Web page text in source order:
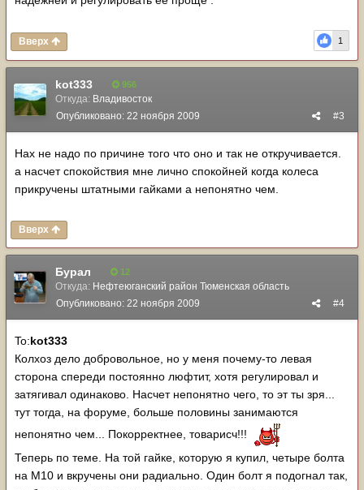
1
Вверх
kot333 956
Откуда: Владивосток
#3
Опубликовано: 22 ноября 2009
Нах не надо по причине того что оно и так не откручивается.
а насчет спокойствия мне лично спокойней когда колеса
прикручены штатными гайками а непонятно чем.
Вверх
Бурал 12
Откуда: Нефтеюганский район Тюменская область
#4
Опубликовано: 22 ноября 2009
To:kot333
Колхоз дело добровольное, но у меня почему-то левая
сторона спереди постоянно люфтит, хотя регулировал и
затягивал одинаково. Насчет непонятно чего, то эт ты зря...
тут тогда, на форуме, больше половины занимаются
непонятно чем... Покорректнее, товарисч!!!
Теперь по теме. На той гайке, которую я купил, четыре болта
на М10 и вкручены они радиально. Один болт я подогнал так,